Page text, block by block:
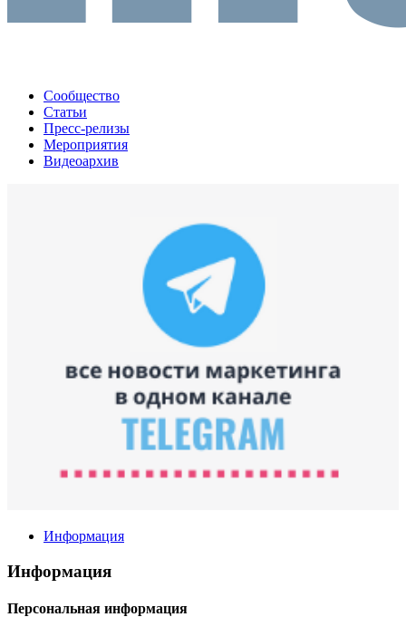
Сообщество
Статьи
Пресс-релизы
Мероприятия
Видеоархив
Информация
Информация
Персональная информация